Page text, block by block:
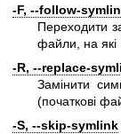
-F, --follow-
Переходити
файли, на які
-R, --replace-
Замінити
(початкові
-S, --skip-symlink